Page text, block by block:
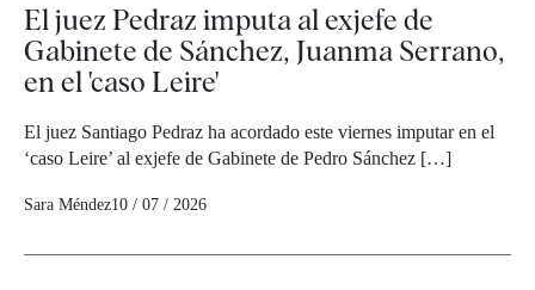
El juez Pedraz imputa al exjefe de
Gabinete de Sánchez, Juanma Serrano,
en el 'caso Leire'
El juez Santiago Pedraz ha acordado este viernes imputar en el
‘caso Leire’ al exjefe de Gabinete de Pedro Sánchez […]
Sara Méndez10 / 07 / 2026